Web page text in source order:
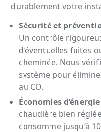
durablement votre
Sécurité et
Un contrôle
d’éventuelles fuites
cheminée. Nous
système pour
au CO.
Économies
chaudière bien
consomme jusqu’à